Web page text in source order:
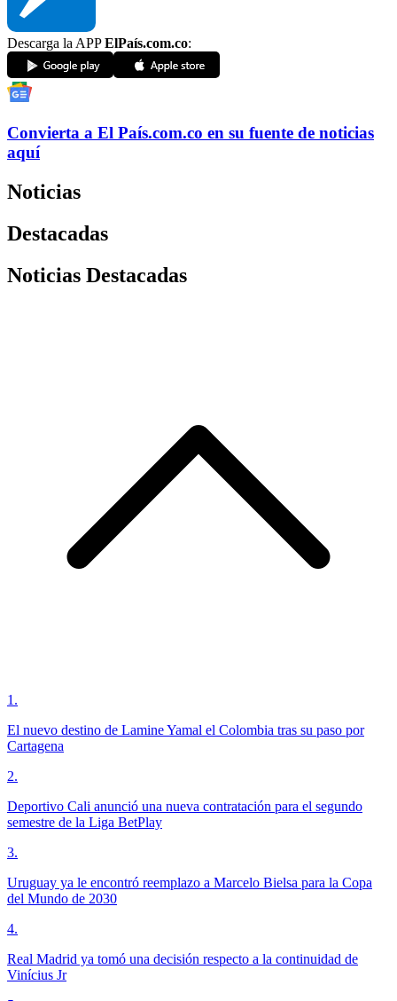
Descarga la APPElPaís.com.co:
Convierta a El País.com.co en su fuente de noticias
aquí
Noticias
Destacadas
Noticias Destacadas
1 .
El nuevo destino de Lamine Yamal el Colombia tras su paso por
Cartagena
2.
Deportivo Cali anunció una nueva contratación para el segundo
semestre de la Liga BetPlay
3.
Uruguay ya le encontró reemplazo a Marcelo Bielsa para la Copa
del Mundo de 2030
4.
Real Madrid ya tomó una decisión respecto a la continuidad de
Vinícius Jr